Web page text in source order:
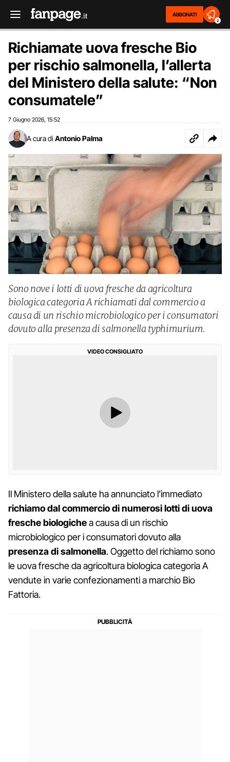
ABBONATI
2
Richiamate uova fresche Bio
per rischio salmonella, l’allerta
del Ministero della salute: “Non
consumatele”
7 Giugno 2026 15:52
A cura di Antonio Palma
Sono nove i lotti di uova fresche da agricoltura
biologica categoria A richiamati dal commercio a
causa di un rischio microbiologico per i consumatori
dovuto alla presenza di salmonella typhimurium.
VIDEO CONSIGLIATO
Il Ministero della salute ha annunciato l’immediato
richiamo dal commercio di numerosi lotti di uova
fresche biologichea causa di un rischio
microbiologico per i consumatori dovuto alla
presenza di salmonella. Oggetto del richiamo sono
le uova fresche da agricoltura biologica categoria A
vendute in varie confezionamenti a marchio Bio
Fattoria.